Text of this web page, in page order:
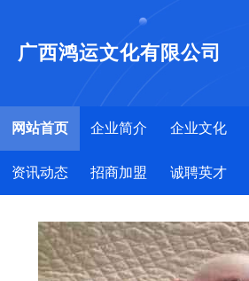
广西鸿运文化有限公司
网站首页 企业简介 企业文化
资讯动态 招商加盟 诚聘英才